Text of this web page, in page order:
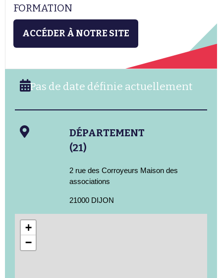
FORMATION
ACCÉDER À NOTRE SITE
Pas de date définie actuellement
DÉPARTEMENT
(21)
2 rue des Corroyeurs Maison des
associations
21000 DIJON
+
−